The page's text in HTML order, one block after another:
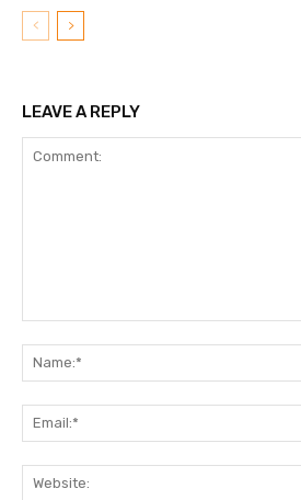
LEAVE A REPLY